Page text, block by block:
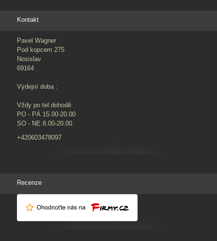
Kontakt
Pavel Wagner
Pod kopcem 275
Nosislav
69164
Výdejní doba :
Vždy po tel.dohodě
PO - PÁ 15.00-20.00
SO - NE 8.00-20.00
+420603478097
Recenze